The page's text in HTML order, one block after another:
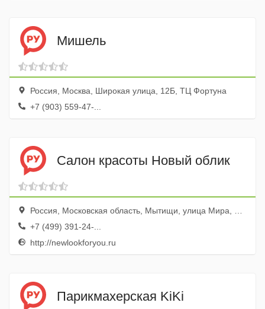
Мишель
Россия, Москва, Широкая улица, 12Б, ТЦ Фортуна
+7 (903) 559-47-...
Салон красоты Новый облик
Россия, Московская область, Мытищи, улица Мира, 32Ас3
+7 (499) 391-24-...
http://newlookforyou.ru
Парикмахерская KiKi